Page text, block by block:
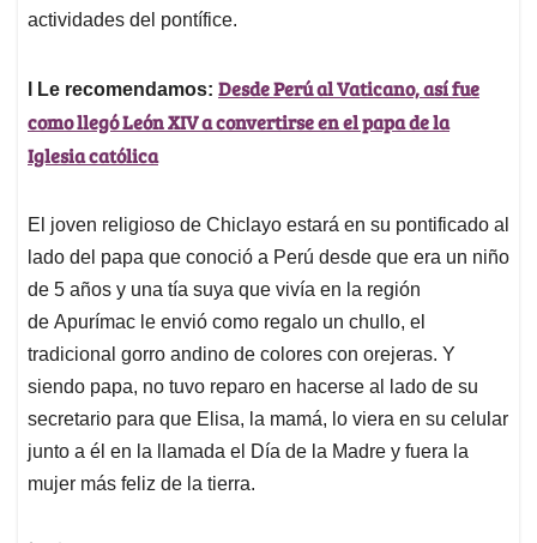
actividades del pontífice.
l Le recomendamos: Desde Perú al Vaticano, así fue
como llegó León XIV a convertirse en el papa de la
Iglesia católica
El joven religioso de Chiclayo estará en su pontificado al
lado del papa que conoció a Perú desde que era un niño
de 5 años y una tía suya que vivía en la región
de Apurímac le envió como regalo un chullo, el
tradicional gorro andino de colores con orejeras. Y
siendo papa, no tuvo reparo en hacerse al lado de su
secretario para que Elisa, la mamá, lo viera en su celular
junto a él en la llamada el Día de la Madre y fuera la
mujer más feliz de la tierra.